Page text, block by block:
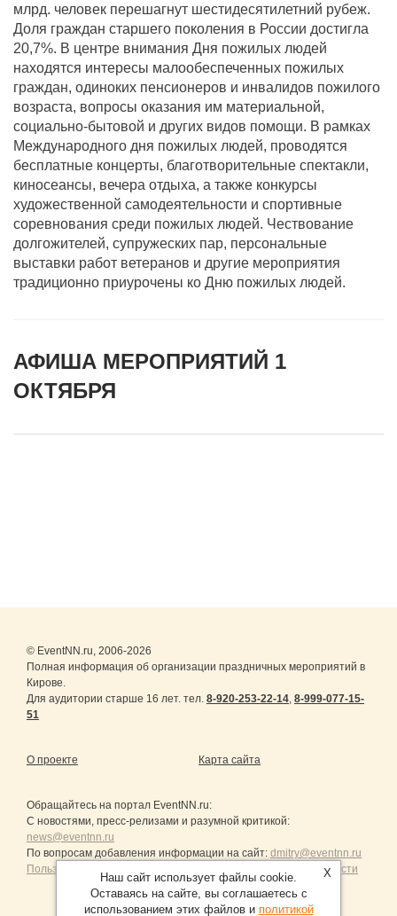
млрд. человек перешагнут шестидесятилетний рубеж.
Доля граждан старшего поколения в России достигла
20,7%. В центре внимания Дня пожилых людей
находятся интересы малообеспеченных пожилых
граждан, одиноких пенсионеров и инвалидов пожилого
возраста, вопросы оказания им материальной,
социально-бытовой и других видов помощи. В рамках
Международного дня пожилых людей, проводятся
бесплатные концерты, благотворительные спектакли,
киносеансы, вечера отдыха, а также конкурсы
художественной самодеятельности и спортивные
соревнования среди пожилых людей. Чествование
долгожителей, супружеских пар, персональные
выставки работ ветеранов и другие мероприятия
традиционно приурочены ко Дню пожилых людей.
АФИША МЕРОПРИЯТИЙ 1
ОКТЯБРЯ
© EventNN.ru, 2006-2026
Полная информация об организации праздничных мероприятий в
Кирове.
Для аудитории старше 16 лет. тел. 8-920-253-22-14, 8-999-077-15-
51
О проекте Карта сайта
Обращайтесь на портал EventNN.ru:
С новостями, пресс-релизами и разумной критикой:
news@eventnn.ru
По вопросам добавления информации на сайт: dmitry@eventnn.ru
Пользовательское Соглашение и политика конфиденциальности
X
Наш сайт использует файлы cookie.
Оставаясь на сайте, вы соглашаетесь с
использованием этих файлов и политикой